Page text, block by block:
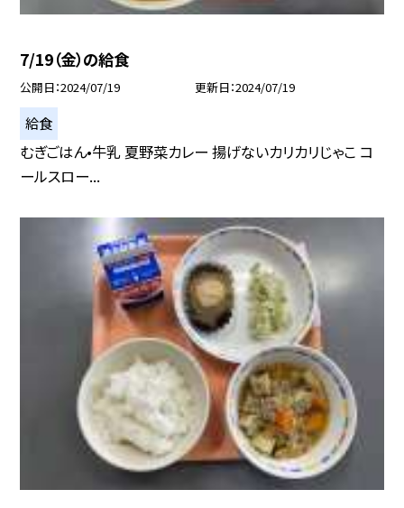
7/19（金）の給食
公開日 2024/07/19 更新日 2024/07/19
給食
むぎごはん•牛乳 夏野菜カレー 揚げないカリカリじゃこ コ
ールスロー...